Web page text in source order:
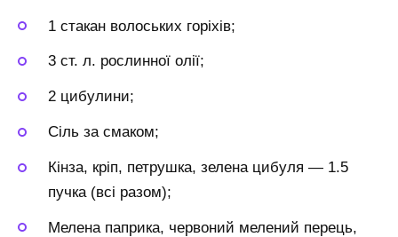
1 стакан волоських горіхів;
3 ст. л. рослинної олії;
2 цибулини;
Сіль за смаком;
Кінза, кріп, петрушка, зелена цибуля — 1.5
пучка (всі разом);
Мелена паприка, червоний мелений перець,